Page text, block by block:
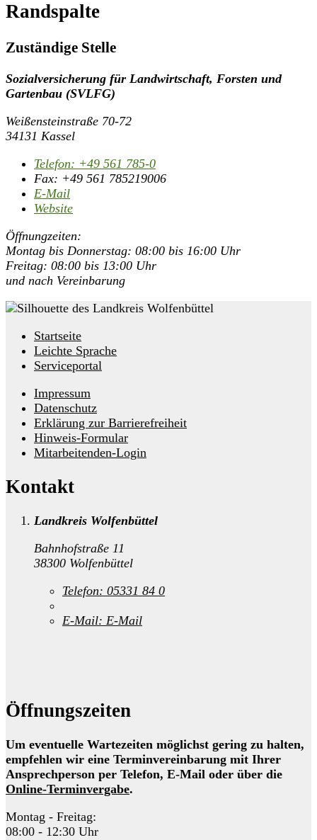
Randspalte
Zuständige Stelle
Sozialversicherung für Landwirtschaft, Forsten und
Gartenbau (SVLFG)
Weißensteinstraße 70-72
34131 Kassel
Telefon: +49 561 785-0
Fax: +49 561 785219006
E-Mail
Website
Öffnungzeiten:
Montag bis Donnerstag: 08:00 bis 16:00 Uhr
Freitag: 08:00 bis 13:00 Uhr
und nach Vereinbarung
Startseite
Leichte Sprache
Serviceportal
Impressum
Datenschutz
Erklärung zur Barrierefreiheit
Hinweis-Formular
Mitarbeitenden-Login
Kontakt
Landkreis Wolfenbüttel
Bahnhofstraße 11
38300 Wolfenbüttel
Telefon: 05331 84 0
E-Mail: E-Mail
Öffnungszeiten
Um eventuelle Wartezeiten möglichst gering zu halten,
empfehlen wir eine Terminvereinbarung mit Ihrer
Ansprechperson per Telefon, E-Mail oder über die
Online-Terminvergabe.
Montag - Freitag:
08:00 - 12:30 Uhr